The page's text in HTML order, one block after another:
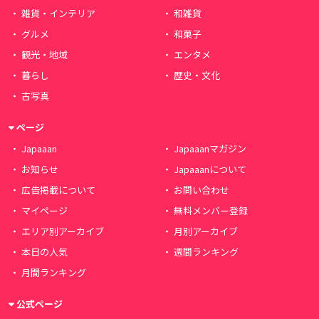
雑貨・インテリア
和雑貨
グルメ
和菓子
観光・地域
エンタメ
暮らし
歴史・文化
古写真
ページ
Japaaan
Japaaanマガジン
お知らせ
Japaaanについて
広告掲載について
お問い合わせ
マイページ
無料メンバー登録
エリア別アーカイブ
月別アーカイブ
本日の人気
週間ランキング
月間ランキング
公式ページ